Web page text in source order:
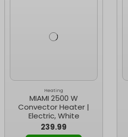
Heating
MIAMI 2500 W
Convector Heater |
Electric, White
239.99